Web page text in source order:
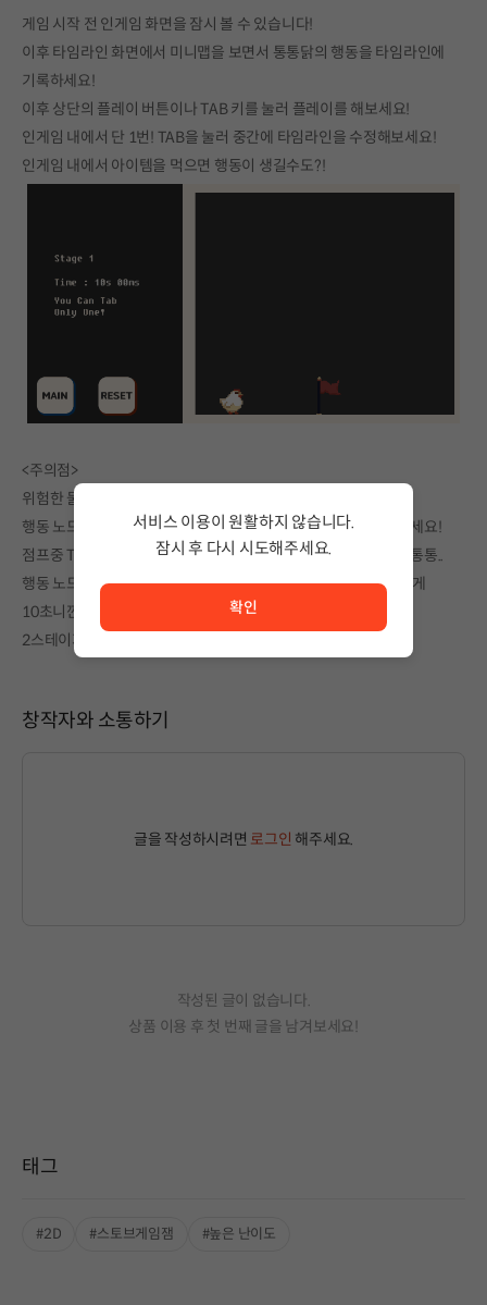
게임 시작 전 인게임 화면을 잠시 볼 수 있습니다!
이후 타임라인 화면에서 미니맵을 보면서 통통닭의 행동을 타임라인에
기록하세요!
이후 상단의 플레이 버튼이나 TAB 키를 눌러 플레이를 해보세요!
인게임 내에서 단 1번! TAB을 눌러 중간에 타임라인을 수정해보세요!
인게임 내에서 아이템을 먹으면 행동이 생길수도?!
<주의점>
위험한 물건들에 닿거나 시간이 지나면 바로 순살!
행동 노드를 겹칠수는 없습니다. ONLY 2개의 타임라인만 이용하세요!
점프중 TAB을 누르면 통통닭이 떨어집니다! 순살용 닭이라 살이 통통..
행동 노드를 타임라인 끝에 거친다고 해도 인정되지 않습니다...그게
10초니깐.
2스테이지는 악랄한 마음이 가득 들어가 있습니다
창작자와 소통하기
글을 작성하시려면 로그인 해주세요.
작성된 글이 없습니다.
상품 이용 후 첫 번째 글을 남겨보세요!
태그
#2D #스토브게임잼 #높은 난이도
서비스 이용이 원활하지 않습니다.
잠시 후 다시 시도해주세요.
서비스 이용이 원활하지 않습니다. <br/> 잠시 후 다시 시도
확인